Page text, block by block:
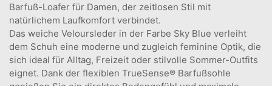
Barfuß-Loafer für Damen, der zeitlosen Stil mit
natürlichem Laufkomfort verbindet.
Das weiche Veloursleder in der Farbe Sky Blue verleiht
dem Schuh eine moderne und zugleich feminine Optik, die
sich ideal für Alltag, Freizeit oder stilvolle Sommer-Outfits
eignet. Dank der flexiblen TrueSense® Barfußsohle